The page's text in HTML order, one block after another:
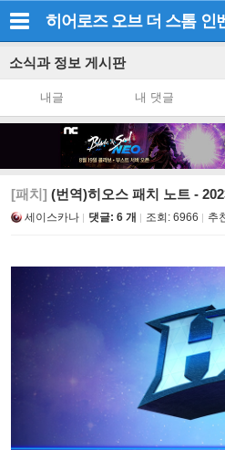
히어로즈 오브 더 스톰 인
소식과 정보 게시판
내글 내 댓글
[패치] (번역)히오스 패치 노트 -
세이스카나 댓글: 6 개 조회: 6966 추